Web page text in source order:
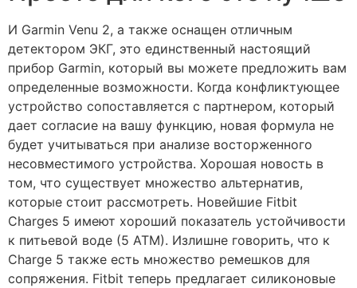
И Garmin Venu 2, а также оснащен отличным
детектором ЭКГ, это единственный настоящий
прибор Garmin, который вы можете предложить вам
определенные возможности. Когда конфликтующее
устройство сопоставляется с партнером, который
дает согласие на вашу функцию, новая формула не
будет учитываться при анализе восторженного
несовместимого устройства. Хорошая новость в
том, что существует множество альтернатив,
которые стоит рассмотреть. Новейшие Fitbit
Charges 5 имеют хороший показатель устойчивости
к питьевой воде (5 АТМ). Излишне говорить, что к
Charge 5 также есть множество ремешков для
сопряжения. Fitbit теперь предлагает силиконовые